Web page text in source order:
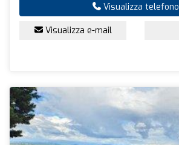
Visualizza telefono
Visualizza e-mail